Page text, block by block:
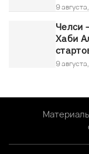
9 августа,
Челси
Хаби
9 августа,